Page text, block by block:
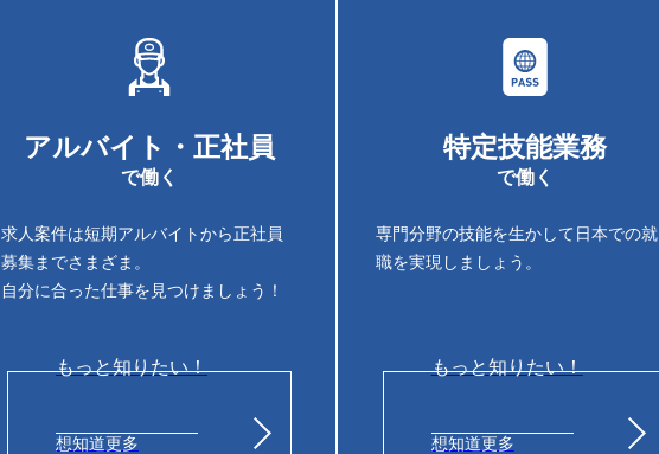
アルバイト・正社員
で働く
求人案件は短期アルバイトから正社員
募集までさまざま。
自分に合った仕事を見つけましょう！
もっと知りたい！
想知道更多
特定技能業務
で働く
専門分野の技能を生かして日本での就
職を実現しましょう。
もっと知りたい！
想知道更多